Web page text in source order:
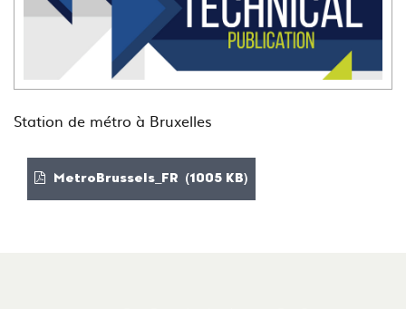
Station de métro à Bruxelles
MetroBrussels_FR (1005 KB)